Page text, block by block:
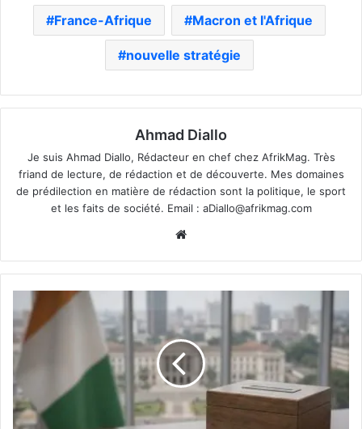
France-Afrique Macron et l'Afrique
nouvelle stratégie
Ahmad Diallo
Je suis Ahmad Diallo, Rédacteur en chef chez AfrikMag. Très
friand de lecture, de rédaction et de découverte. Mes domaines
de prédilection en matière de rédaction sont la politique, le sport
et les faits de société. Email : aDiallo@afrikmag.com